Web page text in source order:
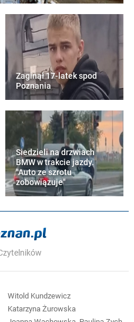
Zaginął 17-latek spod
Poznania
Siedzieli na drzwiach
BMW w trakcie jazdy.
"Auto ze szrotu
zobowiązuje"
Witold Kundzewicz
Katarzyna Żurowska